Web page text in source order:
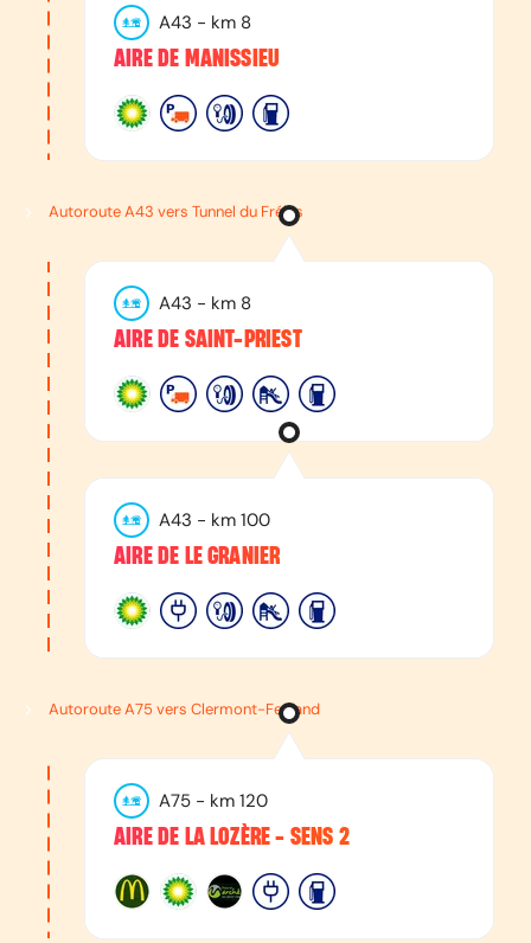
A43 - km 8
AIRE DE MANISSIEU
Autoroute A43 vers Tunnel du Fréjus
A43 - km 8
AIRE DE SAINT-PRIEST
A43 - km 100
AIRE DE LE GRANIER
Autoroute A75 vers Clermont-Ferrand
A75 - km 120
AIRE DE LA LOZÈRE - SENS 2